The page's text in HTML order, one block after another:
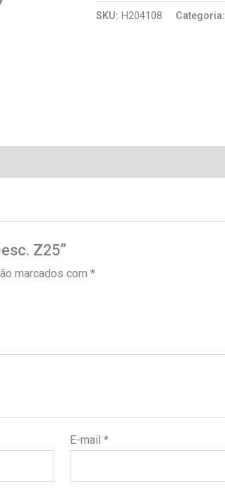
SKU: H204108 Categoria:
Z25”
marcados com *
E-mail*